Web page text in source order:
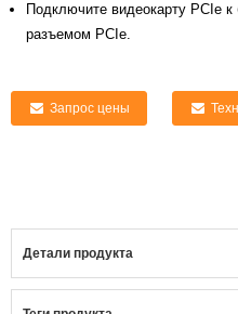
Подключите видеокарту PCIe
разъемом PCIe.
Запрос цены
Детали продукта